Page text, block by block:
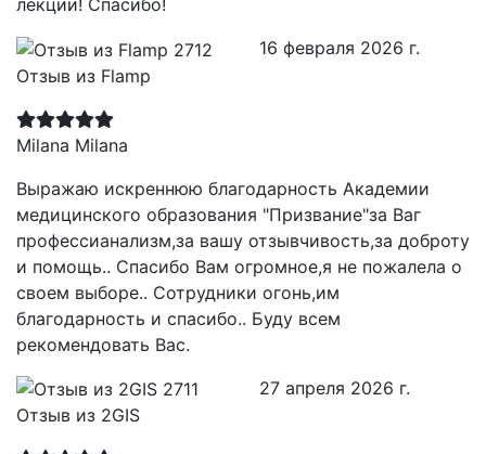
лекции! Спасибо!
Отзыв из Flamp
16 февраля 2026 г.
Milana Milana
Выражаю искреннюю благодарность Академии
медицинского образования "Призвание"за Ваг
профессианализм,за вашу отзывчивость,за доброту
и помощь.. Спасибо Вам огромное,я не пожалела о
своем выборе.. Сотрудники огонь,им
благодарность и спасибо.. Буду всем
рекомендовать Вас.
Отзыв из 2GIS
27 апреля 2026 г.